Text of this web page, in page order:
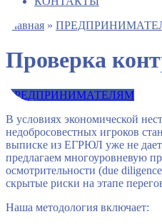
Главная »
Проверка
ПРЕДПРИНИМАТЕЛЯМ
В условиях экономической
недобросовестных игроков
выписке из ЕГРЮЛ уже не
предлагаем многоуровневую
осмотрительности (due
скрытые риски на этапе
Наша методология включает: